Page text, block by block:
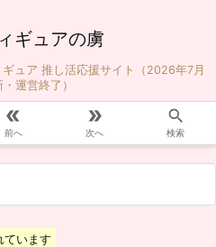
ギュアの虜
ュア 推し活応援サイト（2026年7月
運営終了）

前へ

次へ

検索
ています